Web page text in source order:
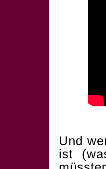
Und
ist